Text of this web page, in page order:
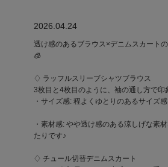
2026.04.24
透け感のあるブラウス×デニムスカート
🧊
♢ ラッフルスリーブシャツブラウス
3枚目と4枚目のように、袖の通し方で印
・サイズ感: 程よくゆとりのあるサイズ感
・素材感: やや透け感のある涼しげな素
たりです♪
♢ チュール切替デニムスカート